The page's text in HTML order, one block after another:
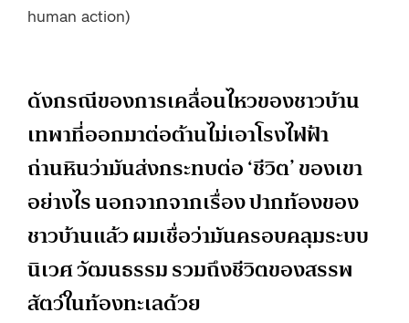
human action)
ดังกรณีของการเคลื่อนไหวของชาวบ้าน
เทพาที่ออกมาต่อต้านไม่เอาโรงไฟฟ้า
ถ่านหินว่ามันส่งกระทบต่อ ‘ชีวิต’ ของเขา
อย่างไร นอกจากจากเรื่อง ปากท้องของ
ชาวบ้านแล้ว ผมเชื่อว่ามันครอบคลุมระบบ
นิเวศ วัฒนธรรม รวมถึงชีวิตของสรรพ
สัตว์ในท้องทะเลด้วย